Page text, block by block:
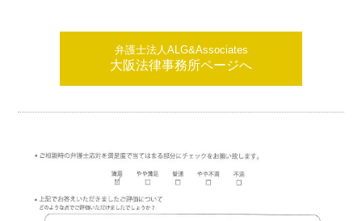
弁護士法人ALG&Associates
大阪法律事務所ページへ